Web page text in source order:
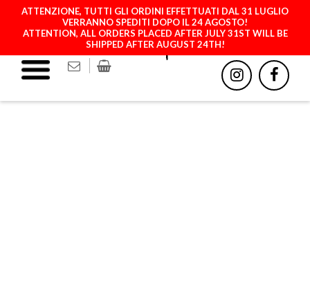
ATTENZIONE, TUTTI GLI ORDINI EFFETTUATI DAL 31 LUGLIO
VERRANNO SPEDITI DOPO IL 24 AGOSTO!
ATTENTION, ALL ORDERS PLACED AFTER JULY 31ST WILL BE
SHIPPED AFTER AUGUST 24TH!